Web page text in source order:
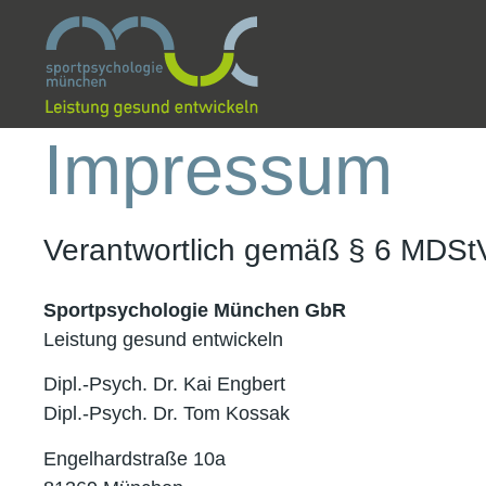
Impressum
Verantwortlich gemäß § 6
Sportpsychologie München GbR
Leistung gesund entwickeln
Dipl.-Psych. Dr. Kai Engbert
Dipl.-Psych. Dr. Tom Kossak
Engelhardstraße 10a